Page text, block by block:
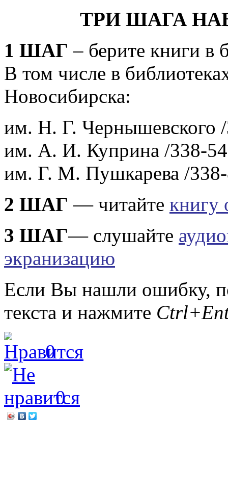
ТРИ ШАГА
1 ШАГ – берите книги в
В том числе в
Новосибирска:
им. Н. Г. Чернышевского
им. А. И. Куприна /338-
им. Г. М. Пушкарева /
2 ШАГ — читайте книгу
3 ШАГ— слушайте
экранизацию
Если Вы нашли ошибку,
текста и нажмите
0
0